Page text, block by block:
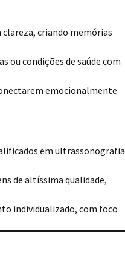
criando memórias
ou condições de saúde com
emocionalmente
em ultrassonografia
de altíssima qualidade,
individualizado, com foco